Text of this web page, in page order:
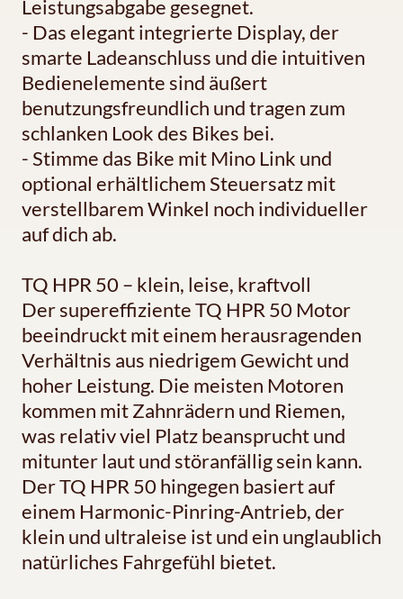
Leistungsabgabe gesegnet.
- Das elegant integrierte Display, der
smarte Ladeanschluss und die intuitiven
Bedienelemente sind äußert
benutzungsfreundlich und tragen zum
schlanken Look des Bikes bei.
- Stimme das Bike mit Mino Link und
optional erhältlichem Steuersatz mit
verstellbarem Winkel noch individueller
auf dich ab.
TQ HPR 50 – klein, leise, kraftvoll
Der supereffiziente TQ HPR 50 Motor
beeindruckt mit einem herausragenden
Verhältnis aus niedrigem Gewicht und
hoher Leistung. Die meisten Motoren
kommen mit Zahnrädern und Riemen,
was relativ viel Platz beansprucht und
mitunter laut und störanfällig sein kann.
Der TQ HPR 50 hingegen basiert auf
einem Harmonic-Pinring-Antrieb, der
klein und ultraleise ist und ein unglaublich
natürliches Fahrgefühl bietet.